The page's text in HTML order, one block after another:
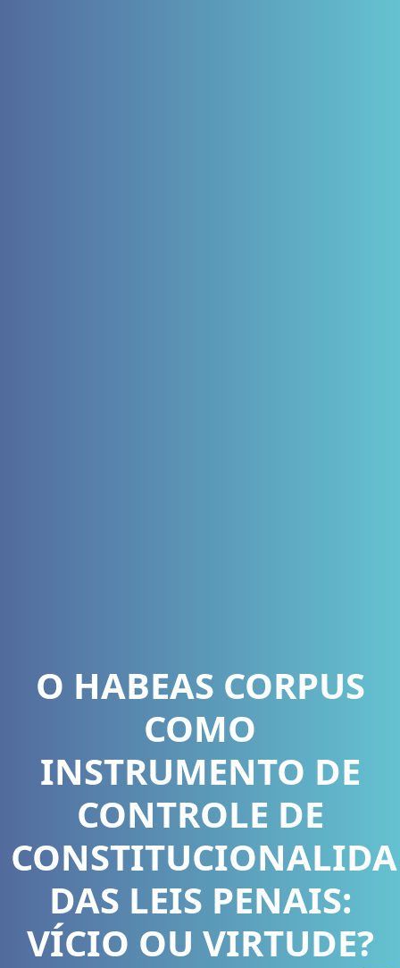
O HABEAS CORPUS
COMO
INSTRUMENTO DE
CONTROLE DE
DAS LEIS PENAIS:
VÍCIO OU VIRTUDE?